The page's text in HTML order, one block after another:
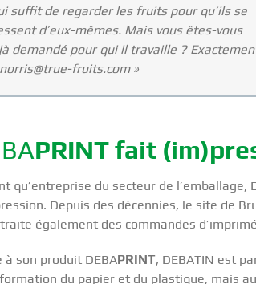
suffit de regarder les fruits pour qu’ils se
d’eux-mêmes. Mais vous êtes-vous
demandé pour qui il travaille ?
fruits.com »
PRINT fait
qu’entreprise du secteur de l’emballage,
Depuis des décennies, le site de
également des commandes
à son produit DEBAPRINT, DEBATIN est
du papier et du plastique, mais